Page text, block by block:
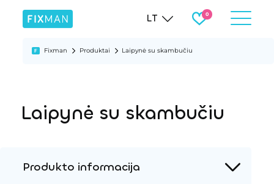
LT
Fixman Produktai Laipynė su skambučiu
Laipynė su skambučiu
Produkto informacija